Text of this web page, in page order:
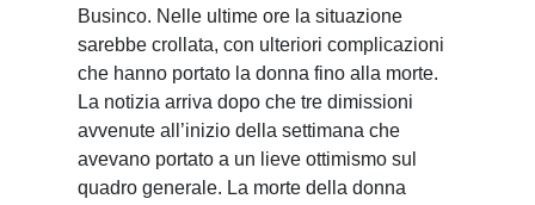
Businco. Nelle ultime ore la situazione
sarebbe crollata, con ulteriori complicazioni
che hanno portato la donna fino alla morte.
La notizia arriva dopo che tre dimissioni
avvenute all’inizio della settimana che
avevano portato a un lieve ottimismo sul
quadro generale. La morte della donna